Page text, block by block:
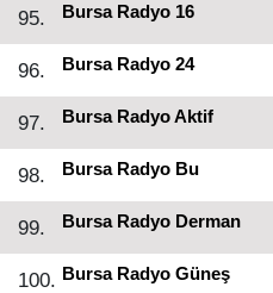
95. Bursa Radyo 16
96. Bursa Radyo 24
97. Bursa Radyo Aktif
98. Bursa Radyo Bu
99. Bursa Radyo Derman
100. Bursa Radyo Güneş